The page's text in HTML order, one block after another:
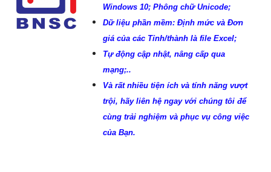
Windows 10; Phông chữ Unicode;
Dữ liệu phần mềm: Định mức và Đơn
giá của các Tỉnh/thành là file Excel;
Tự động cập nhật, nâng cấp qua
mạng;..
Và rất nhiều tiện ích và tính năng vượt
trội, hãy liên hệ ngay với chúng tôi để
cùng trải nghiệm và phục vụ công việc
của Bạn.